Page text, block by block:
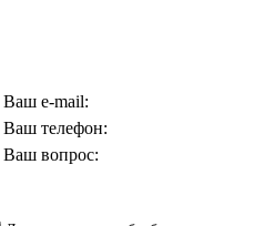
Ваш e-mail:
Ваш телефон:
Ваш вопрос: